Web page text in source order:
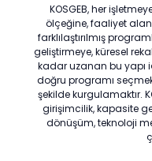
KOSGEB, her
ölçeğine, faaliyet
farklılaştırılmış
geliştirmeye, küresel
kadar uzanan bu yapı
doğru programı
şekilde kurgulamaktır.
girişimcilik, kapasite
dönüşüm, teknoloji